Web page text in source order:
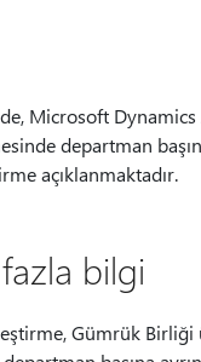
Microsoft
departman
açıklanmaktadır.
bilgi
Gümrük